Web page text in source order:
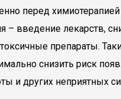
перед
– введение лекарств,
препараты.
снизить риск
и других неприятных